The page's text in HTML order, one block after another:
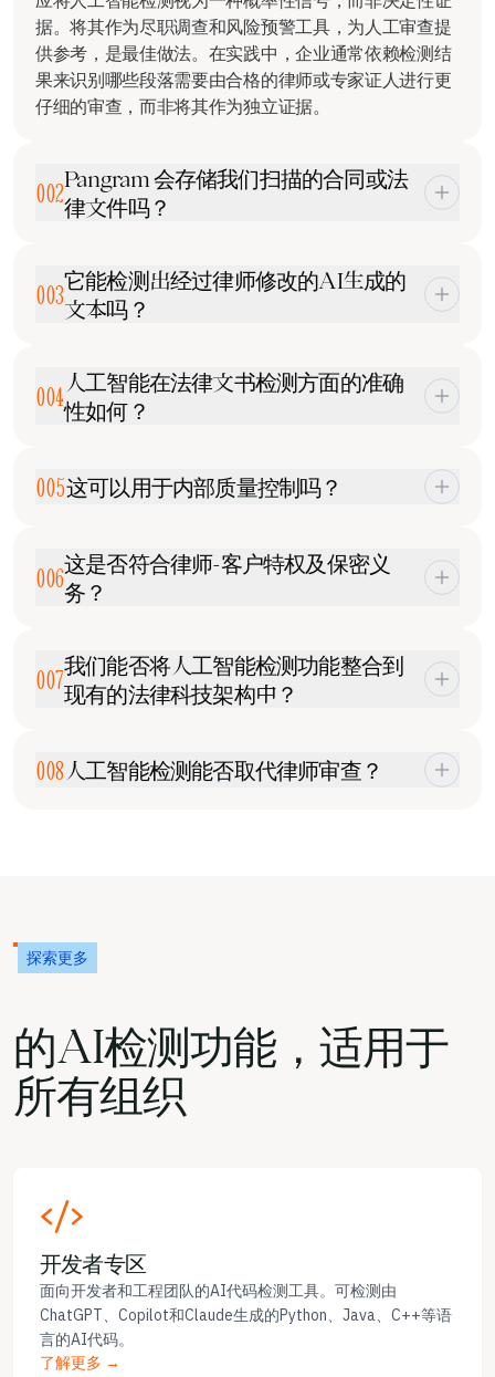
据。将其作为尽职调查和风险预警工具，为人工审查提
供参考，是最佳做法。在实践中，企业通常依赖检测结
果来识别哪些段落需要由合格的律师或专家证人进行更
仔细的审查，而非将其作为独立证据。
002Pangram 会存储我们扫描的合同或法
律文件吗？
用。内容绝不会用于模型训练，也不会与客户之间共
享。这种设计符合法律实务中常见的保密义务、商业秘
003它能检测出经过律师修改的AI生成的
文本吗？
而不仅仅是完全由人工智能生成的文本。这使得企业能
够区分完全由人工智能起草的段落、由人工智能生成后
验证那些可能源自生成式工具、但在法律审查过程中经
过润色的诉状、合同和备忘录而言，这一功能尤为有
004 人工智能在法律文书检测方面的准确
性如何？
法律写作因其正式的语气、结构化的句法以及基于判例
的语言而具有独特的挑战性。Pangram 经过专门优化，
能够运用专业判断，而非仅依赖二元标签。
005这可以用于内部质量控制吗？
程，用于审核初级律师起草的文件、确保符合律所的人
工智能使用政策、在提交前审查法律文书，以及审核由
一致性，同时不会限制合法的生产力工具的使用。工程
团队也采用类似的工作流程——请参阅我们面向开发者
的 AI 代码检测功能。
006这是否符合律师-客户特权及保密义
务？
露、避免持久化存储，并防止跨文档学习。这符合职业
行为准则中关于保密义务的普遍理解，但各公司仍应始
007我们能否将人工智能检测功能整合到
现有的法律科技架构中？
可集成到文档管理系统
(DMS)、合同生命周期管理 (CLM) 平台、内部审查工具
008 人工智能检测能否取代律师审查？
探索更多
的AI检测功能，适用于
所有组织
开发者专区
面向开发者和工程团队的AI代码检测工具。可检测由
ChatGPT、Copilot和Claude生成的Python、Java、C++等语
言的AI代码。
了解更多 →